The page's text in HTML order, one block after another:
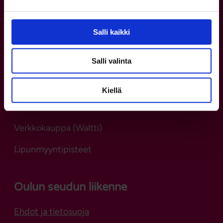
Salli kaikki
Salli valinta
Kiellä
Asiakaspalvelu
ma–pe kello 8–16
Verkkokauppa (Waltti)
Lipunmyyntipisteet
Oulun seudun liikenne
Ehdot ja tietosuoja